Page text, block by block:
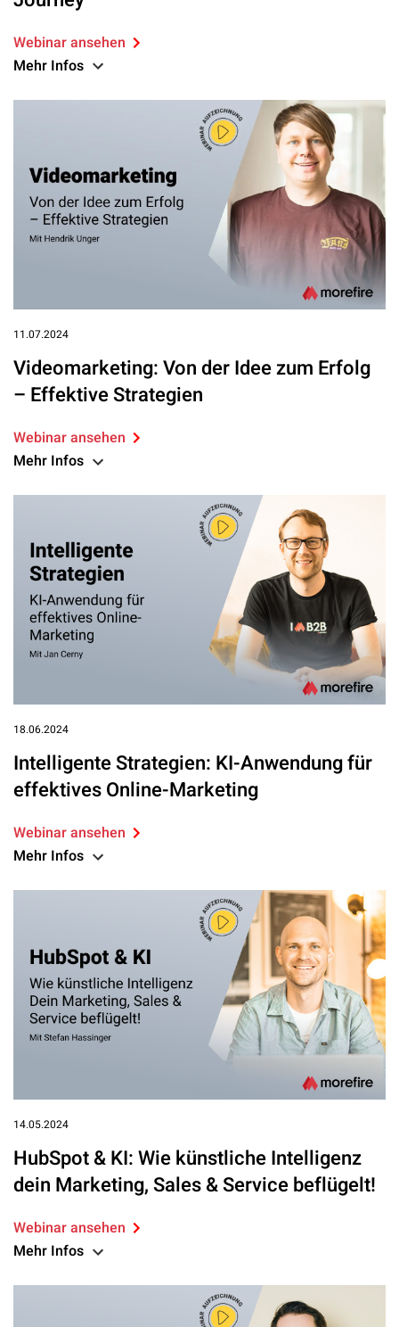
Webinar ansehen
Mehr Infos
11.07.2024
Videomarketing: Von der Idee zum Erfolg
– Effektive Strategien
Webinar ansehen
Mehr Infos
18.06.2024
Intelligente Strategien: KI-Anwendung für
effektives Online-Marketing
Webinar ansehen
Mehr Infos
14.05.2024
HubSpot & KI: Wie künstliche Intelligenz
dein Marketing, Sales & Service beflügelt!
Webinar ansehen
Mehr Infos